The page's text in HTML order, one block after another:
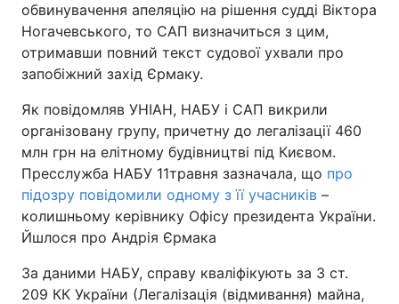
обвинувачення апеляцію на рішення судді Віктора
Ногачевського, то САП визначиться з цим,
отримавши повний текст судової ухвали про
запобіжний захід Єрмаку.
Як повідомляв УНІАН, НАБУ і САП викрили
організовану групу, причетну до легалізації 460
млн грн на елітному будівництві під Києвом.
Пресслужба НАБУ 11травня зазначала, що про
підозру повідомили одному з її учасників –
колишньому керівнику Офісу президента України.
Йшлося про Андрія Єрмака
За даними НАБУ, справу кваліфікують за 3 ст.
209 КК України (Легалізація (відмивання) майна,